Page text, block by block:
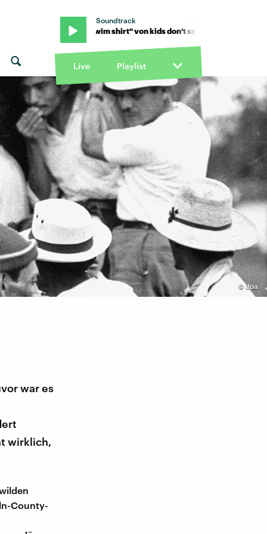
Soundtrack
smoke · "Swim shirt" von kids don't smoke · "Swim shirt" von
Live Playlist
©dpa
war es
wirklich,
County-